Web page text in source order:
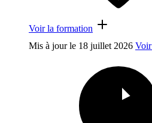
Voir la formation
Mis à jour le 18 juillet 2026